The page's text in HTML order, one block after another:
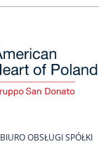
BIURO OBSŁUGI SPÓŁKI